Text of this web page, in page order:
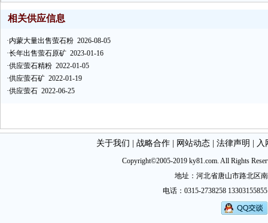
相关供应信息
·内蒙大量出售萤石粉 2026-08-05
·长年出售萤石原矿 2023-01-16
·供应萤石精粉 2022-01-05
·供应萤石矿 2022-01-19
·供应萤石 2022-06-25
关于我们 战略合作| 网站动态| 法律声明 入
Copyright©2005-2019 ky81.com. All Rights
地址：河北省唐山市路北区
电话：0315-2738258